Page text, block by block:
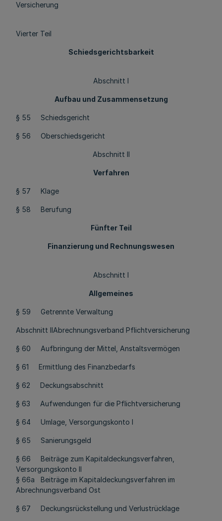
Versicherung
Vierter Teil
Schiedsgerichtsbarkeit
Abschnitt I
Aufbau und Zusammensetzung
§ 55 Schiedsgericht
§ 56 Oberschiedsgericht
Abschnitt II
Verfahren
§ 57 Klage
§ 58 Berufung
Fünfter Teil
Finanzierung und Rechnungswesen
Abschnitt I
Allgemeines
§ 59 Getrennte Verwaltung
Abschnitt IIAbrechnungsverband Pflichtversicherung
§ 60 Aufbringung der Mittel, Anstaltsvermögen
§ 61 Ermittlung des Finanzbedarfs
§ 62 Deckungsabschnitt
§ 63 Aufwendungen für die Pflichtversicherung
§ 64 Umlage, Versorgungskonto I
§ 65 Sanierungsgeld
§ 66 Beiträge zum Kapitaldeckungsverfahren,
Versorgungskonto II
§ 66a Beiträge im Kapitaldeckungsverfahren im
Abrechnungsverband Ost
§ 67 Deckungsrückstellung und Verlustrücklage